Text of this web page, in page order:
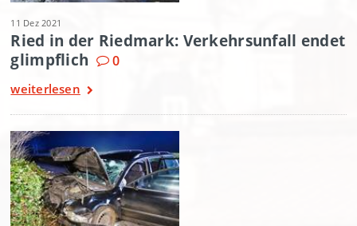
11 Dez 2021
Ried in der Riedmark: Verkehrsunfall endet
glimpflich
0
weiterlesen